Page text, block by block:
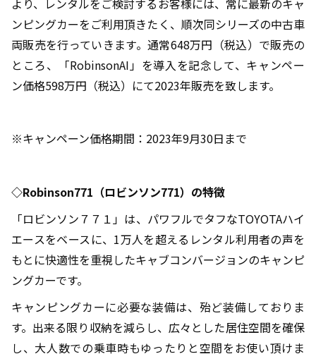
ンピングカーをご利用頂きたく、順次同シリーズの中古車
両販売を行っていきます。通常648万円（税込）で販売の
ところ、「RobinsonAI 」を導入を記念して、キャンペー
ン価格598万円（税込）にて2023年販売を致します。
※キャンペーン価格期間： 2023年9月30日まで
◇Robinson771 （ロビンソン771）の特徴
「ロビンソン７７１」は、パワフルでタフなTOYOTAハイ
エースをベースに、 1万人を超えるレンタル利用者の声を
もとに快適性を重視したキャブコンバージョンのキャンピ
ングカーです。
キャンピングカーに必要な装備は、殆ど装備しておりま
す。出来る限り収納を減らし、広々とした居住空間を確保
し、大人数での乗車時もゆったりと空間をお使い頂けま